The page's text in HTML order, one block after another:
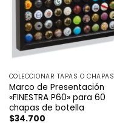
COLECCIONAR TAPAS O CHAPAS
Marco de Presentación
«FINESTRA P60» para 60
chapas de botella
$34.700